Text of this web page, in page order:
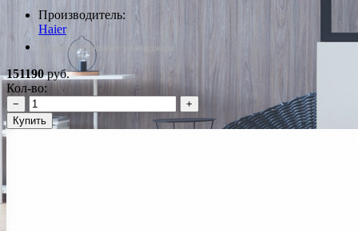
Производитель:
Haier
*Наличие уточняйте у менеджера
151190руб.
Кол-во:
−
+
Купить